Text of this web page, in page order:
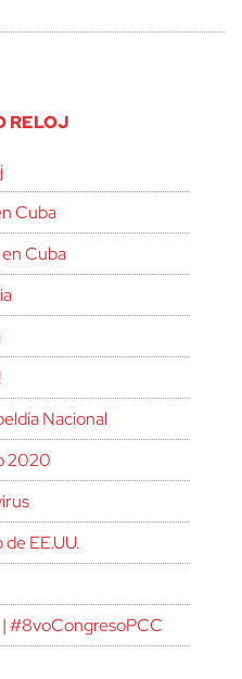
RELOJ
Cuba
Cuba
Nacional
2020
EE.UU.
| #8voCongresoPCC